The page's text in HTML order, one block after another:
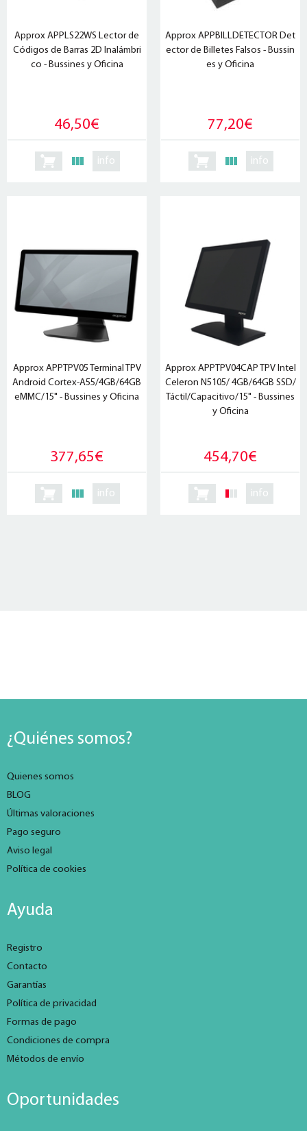
Approx APPLS22WS Lector de
Códigos de Barras 2D Inalámbri
co - Bussines y Oficina
46,50€
info
Approx APPBILLDETECTOR Det
ector de Billetes Falsos - Bussin
es y Oficina
77,20€
info
Approx APPTPV05 Terminal TPV
Android Cortex-A55/4GB/64GB
eMMC/15" - Bussines y Oficina
377,65€
info
Approx APPTPV04CAP TPV Intel
Celeron N5105/ 4GB/64GB SSD/
Táctil/Capacitivo/15" - Bussines
y Oficina
454,70€
info
¿Quiénes somos?
Quienes somos
BLOG
Últimas valoraciones
Pago seguro
Aviso legal
Política de cookies
Ayuda
Registro
Contacto
Garantías
Política de privacidad
Formas de pago
Condiciones de compra
Métodos de envío
Oportunidades